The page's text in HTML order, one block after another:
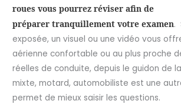
rouesvouspourrez réviser afin de
préparertranquillement votre examen.
exposée, un visuel ou une vidéo vous
aérienne confortable ou au plus proche
réelles de conduite, depuis le guidon de
mixte, motard, automobiliste est une
permet de mieux saisir les questions.